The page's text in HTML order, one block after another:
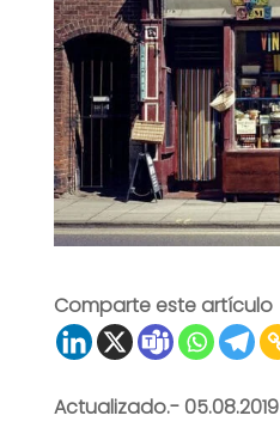
Comparte este artículo
Actualizado.- 05.08.2019